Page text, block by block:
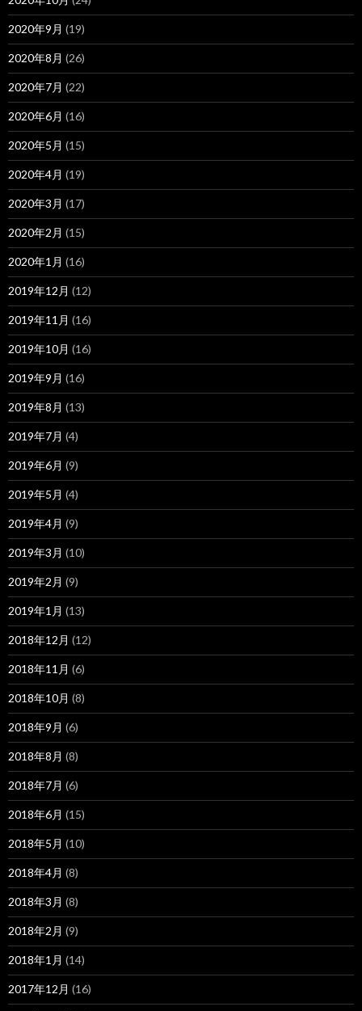
2020年9月 (19)
2020年8月 (26)
2020年7月 (22)
2020年6月 (16)
2020年5月 (15)
2020年4月 (19)
2020年3月 (17)
2020年2月 (15)
2020年1月 (16)
2019年12月 (12)
2019年11月 (16)
2019年10月 (16)
2019年9月 (16)
2019年8月 (13)
2019年7月 (4)
2019年6月 (9)
2019年5月 (4)
2019年4月 (9)
2019年3月 (10)
2019年2月 (9)
2019年1月 (13)
2018年12月 (12)
2018年11月 (6)
2018年10月 (8)
2018年9月 (6)
2018年8月 (8)
2018年7月 (6)
2018年6月 (15)
2018年5月 (10)
2018年4月 (8)
2018年3月 (8)
2018年2月 (9)
2018年1月 (14)
2017年12月 (16)